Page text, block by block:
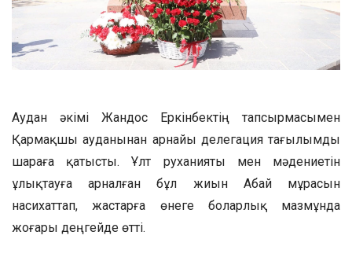
Аудан әкімі Жандос Еркінбектің тапсырмасымен
Қармақшы ауданынан арнайы делегация тағылымды
шараға қатысты. Ұлт руханияты мен мәдениетін
ұлықтауға арналған бұл жиын Абай мұрасын
насихаттап, жастарға өнеге боларлық мазмұнда
жоғары деңгейде өтті.